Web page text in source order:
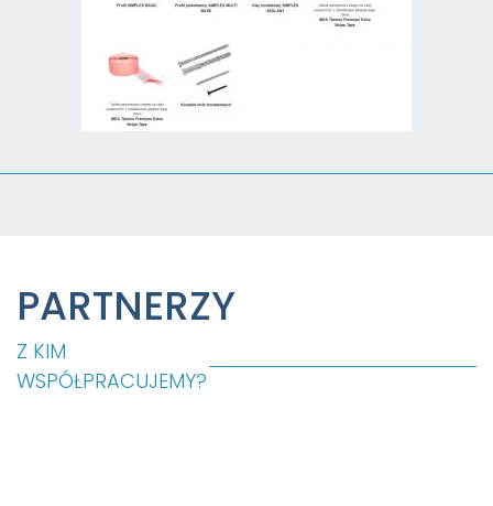
PARTNERZY
Z KIM
WSPÓŁPRACUJEMY?